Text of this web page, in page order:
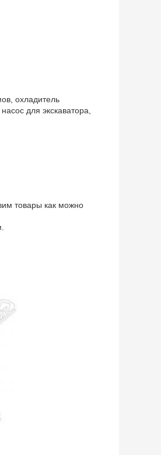
охладитель
для экскаватора,
товары как можно